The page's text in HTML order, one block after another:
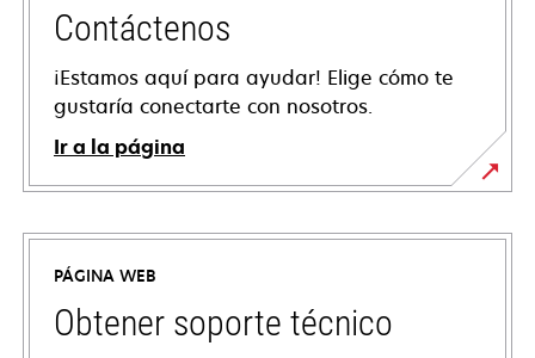
Contáctenos
¡Estamos aquí para ayudar! Elige cómo te
gustaría conectarte con nosotros.
Ir a la página
PÁGINA WEB
Obtener soporte técnico